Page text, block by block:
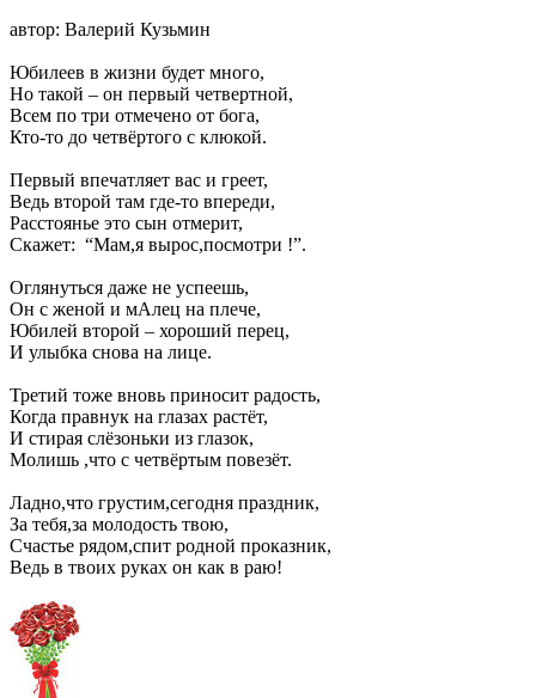
автор: Валерий Кузьмин
Юбилеев в жизни будет много,
Но такой – он первый четвертной,
Всем по три отмечено от бога,
Кто-то до четвёртого с клюкой.
Первый впечатляет вас и греет,
Ведь второй там где-то впереди,
Расстоянье это сын отмерит,
Скажет: “Мам,я вырос,посмотри !”.
Оглянуться даже не успеешь,
Он с женой и мАлец на плече,
Юбилей второй – хороший перец,
И улыбка снова на лице.
Третий тоже вновь приносит радость,
Когда правнук на глазах растёт,
И стирая слёзоньки из глазок,
Молишь ,что с четвёртым повезёт.
Ладно,что грустим,сегодня праздник,
За тебя,за молодость твою,
Счастье рядом,спит родной проказник,
Ведь в твоих руках он как в раю!